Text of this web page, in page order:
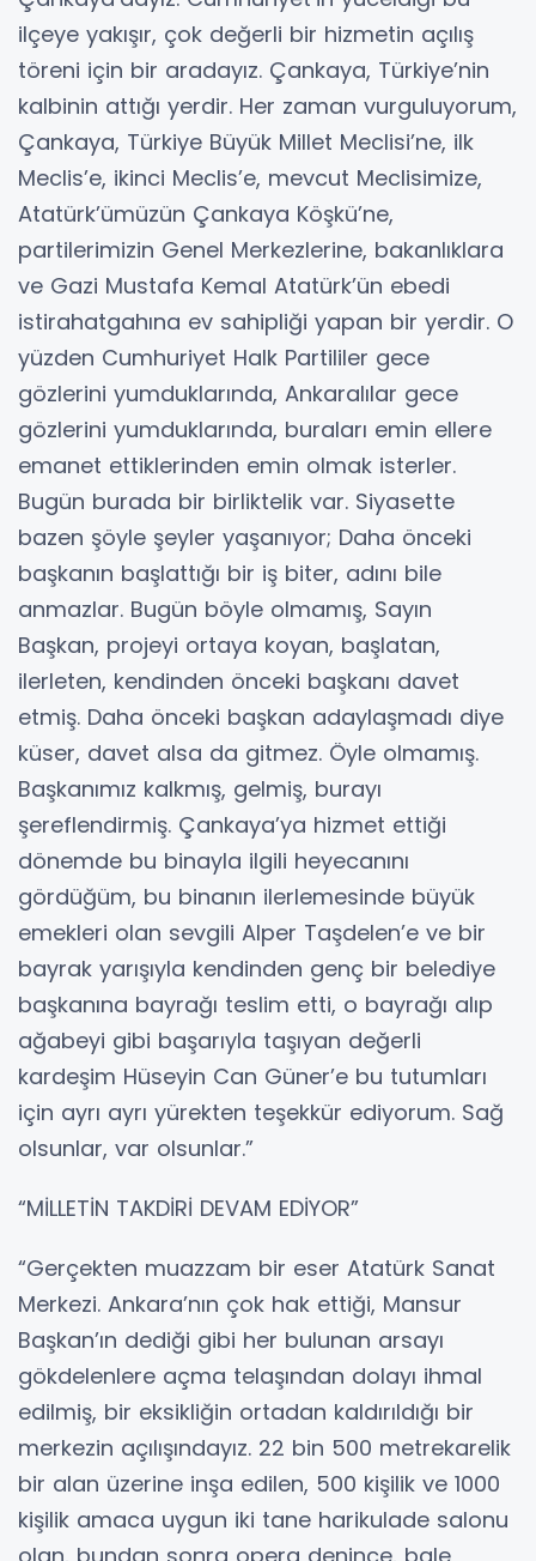
ilçeye yakışır, çok değerli bir hizmetin açılış
töreni için bir aradayız. Çankaya, Türkiye’nin
kalbinin attığı yerdir. Her zaman vurguluyorum,
Çankaya, Türkiye Büyük Millet Meclisi’ne, ilk
Meclis’e, ikinci Meclis’e, mevcut Meclisimize,
Atatürk’ümüzün Çankaya Köşkü’ne,
partilerimizin Genel Merkezlerine, bakanlıklara
ve Gazi Mustafa Kemal Atatürk’ün ebedi
istirahatgahına ev sahipliği yapan bir yerdir. O
yüzden Cumhuriyet Halk Partililer gece
gözlerini yumduklarında, Ankaralılar gece
gözlerini yumduklarında, buraları emin ellere
emanet ettiklerinden emin olmak isterler.
Bugün burada bir birliktelik var. Siyasette
bazen şöyle şeyler yaşanıyor; Daha önceki
başkanın başlattığı bir iş biter, adını bile
anmazlar. Bugün böyle olmamış, Sayın
Başkan, projeyi ortaya koyan, başlatan,
ilerleten, kendinden önceki başkanı davet
etmiş. Daha önceki başkan adaylaşmadı diye
küser, davet alsa da gitmez. Öyle olmamış.
Başkanımız kalkmış, gelmiş, burayı
şereflendirmiş. Çankaya’ya hizmet ettiği
dönemde bu binayla ilgili heyecanını
gördüğüm, bu binanın ilerlemesinde büyük
emekleri olan sevgili Alper Taşdelen’e ve bir
bayrak yarışıyla kendinden genç bir belediye
başkanına bayrağı teslim etti, o bayrağı alıp
ağabeyi gibi başarıyla taşıyan değerli
kardeşim Hüseyin Can Güner’e bu tutumları
için ayrı ayrı yürekten teşekkür ediyorum. Sağ
olsunlar, var olsunlar.”
“MİLLETİN TAKDİRİ DEVAM EDİYOR”
“Gerçekten muazzam bir eser Atatürk Sanat
Merkezi. Ankara’nın çok hak ettiği, Mansur
Başkan’ın dediği gibi her bulunan arsayı
gökdelenlere açma telaşından dolayı ihmal
edilmiş, bir eksikliğin ortadan kaldırıldığı bir
merkezin açılışındayız. 22 bin 500 metrekarelik
bir alan üzerine inşa edilen, 500 kişilik ve 1000
kişilik amaca uygun iki tane harikulade salonu